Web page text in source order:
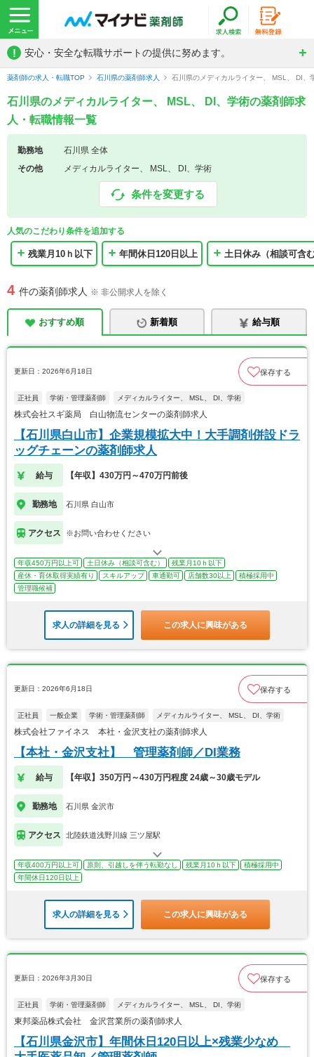
! 安心・安全な転職サポートの提供に努めます。
薬剤師の求人・転職TOP 石川県の薬剤師求人 石川県のメディカルライター、 MSL、 DI、
石川県のメディカルライター、 MSL、 DI、学術の薬剤師求
人・転職情報一覧
勤務地
石川県 全体
その他
メディカルライター、 MSL、 DI、学術
条件を変更する
人気のこだわり条件を追加する
残業月10ｈ以下 年間休日120日以上 土日休み（相談可含
4 件の薬剤師求人 ※ 非公開求人を除く
おすすめ順 新着順 給与順
更新日：2026年6月18日 保存する
正社員 学術・管理薬剤師 メディカルライター、 MSL、 DI、学術
株式会社スギ薬局 白山物流センターの薬剤師求人
【石川県白山市】企業規模拡大中！大手調剤併設ドラ
ッグチェーンの薬剤師求人
給与 【年収】430万円～470万円前後
勤務地 石川県 白山市
アクセス ※お問い合わせください
年収450万円以上可 土日休み（相談可含む）
残業月10ｈ以下
産休・育休取得実績有り
スキルアップ 車通勤可 店舗数30以上
積極採用中
管理職候補
求人の詳細を見る この求人に興味がある
更新日：2026年6月18日 保存する
正社員 一般企業 学術・管理薬剤師 メディカルライター、 MSL、 DI、学術
株式会社ファイネス 本社・金沢支社の薬剤師求人
【本社・金沢支社】 管理薬剤師／DI業務
給与 【年収】350万円～430万円程度 24歳～30歳モデル
勤務地 石川県 金沢市
アクセス 北陸鉄道浅野川線 三ツ屋駅
年収400万円以上可 原則、引越しを伴う転勤なし 残業月10ｈ以下
積極採用中
年間休日120日以上
求人の詳細を見る この求人に興味がある
更新日：2026年3月30日 保存する
正社員 学術・管理薬剤師 メディカルライター、 MSL、 DI、学術
東邦薬品株式会社 金沢営業所の薬剤師求人
【石川県金沢市】年間休日120日以上×残業少なめ